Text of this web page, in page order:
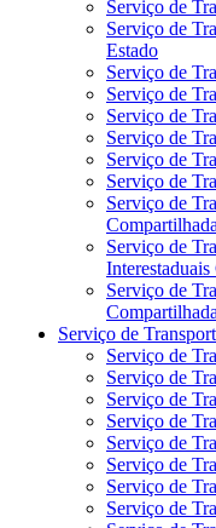
Serviço de
Serviço de
Estado
Serviço de
Serviço de
Serviço de
Serviço de
Serviço de
Serviço de
Serviço de
Serviço de
Serviço de
Serviço de
Serviço de
Serviço de
Serviço de
Serviço de
Serviço de
Serviço de
Serviço de
Serviço de